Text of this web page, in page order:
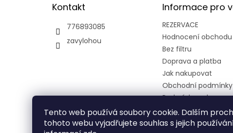
Tento web používá soubory cookie. Dalším
tohoto webu vyjadřujete souhlas s jejich
Kontakt
776893085
zavylohou
Informace pro
REZERVACE
Hodnocení obchodu
Bez filtru
Doprava a platba
Jak nakupovat
Obchodní podmínky
Podmínky ochrany
osobních údajů
Kariéra